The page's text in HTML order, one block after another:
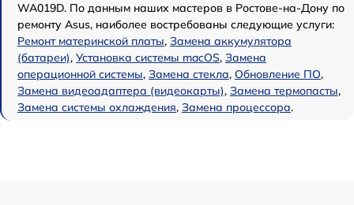
WA019D. По данным наших мастеров в Ростове-на-Дону по
ремонту Asus, наиболее востребованы следующие услуги:
Ремонт материнской платы, Замена аккумулятора
(батареи), Установка системы macOS, Замена
операционной системы, Замена стекла, Обновление ПО,
Замена видеоадаптера (видеокарты), Замена термопасты,
Замена системы охлаждения, Замена процессора.